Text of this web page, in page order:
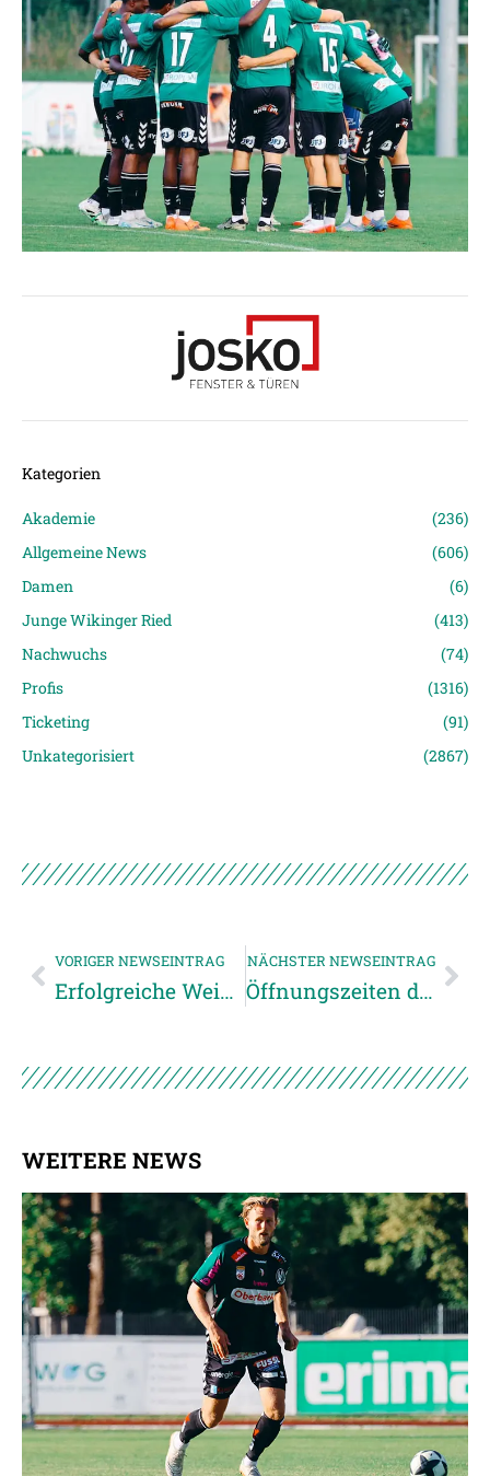
Kategorien
Akademie
(236)
Allgemeine News
(606)
Damen
(6)
Junge Wikinger Ried
(413)
Nachwuchs
(74)
Profis
(1316)
Ticketing
(91)
Unkategorisiert
(2867)
VORIGER NEWSEINTRAG
Erfolgreiche Weihnachts-Malaktion der SV Oberbank Ried
NÄCHSTER NEWSEINTRAG
Öffnungszeiten der SVR-Geschäftsstelle
WEITERE NEWS